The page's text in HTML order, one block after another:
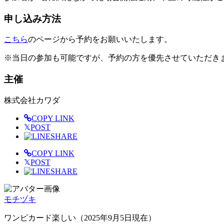
申し込み方法
こちらのページから予約をお願いいたします。
※当日の参加も可能ですが、予約の方を優先させていただき
主催
株式会社カワダ
COPY LINK
𝕏POST
SHARE
COPY LINK
𝕏POST
SHARE
モチヅキ
ワンピカード楽しい（2025年9月5日現在）